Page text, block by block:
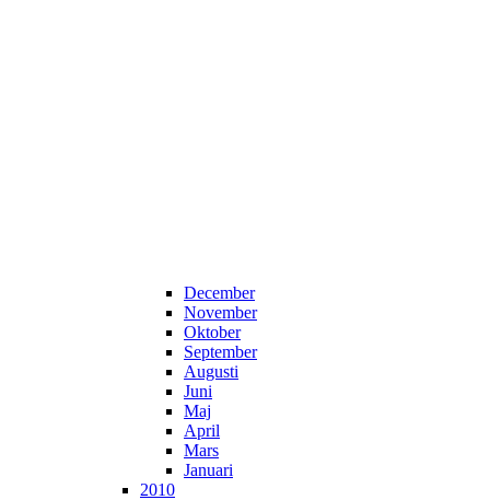
December
November
Oktober
September
Augusti
Juni
Maj
April
Mars
Januari
2010